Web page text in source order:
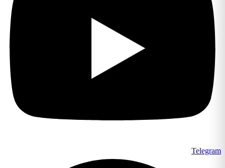
Telegram